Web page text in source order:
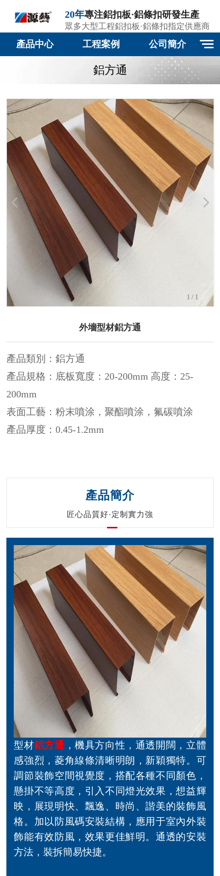
20年專注鋁扣板·鋁條扣研發生產
眾多大型工程鋁扣板·鋁條扣指定供應商
產品中心 工程案例 公司簡介
鋁方通
1 /1
外墻型材鋁方通
產品類別：鋁方通
產品規格：底板寬度：20-200mm 高度：25-
200mm
表面工藝：粉末噴涂，聚酯噴涂，氟碳噴涂
產品厚度：0.45-1.2mm
產品簡介
匠心品質好·定制實力強
型材鋁方通 ，機具方向性，通透開闊，立體
感強烈，菱角線條清晰明朗，新穎獨特。可
調節裝飾空間視覺度，搭配各種不同顏色，
懸掛不等高度，引入不同燈光效果，想益輝
映，展現明快、飄逸、時尚、諧美的裝飾風
格。加以防風碼安裝結構，應用于室內外裝
飾能有效防風，效果更佳鮮明。通透的安裝
方法，裝拆簡易快捷。